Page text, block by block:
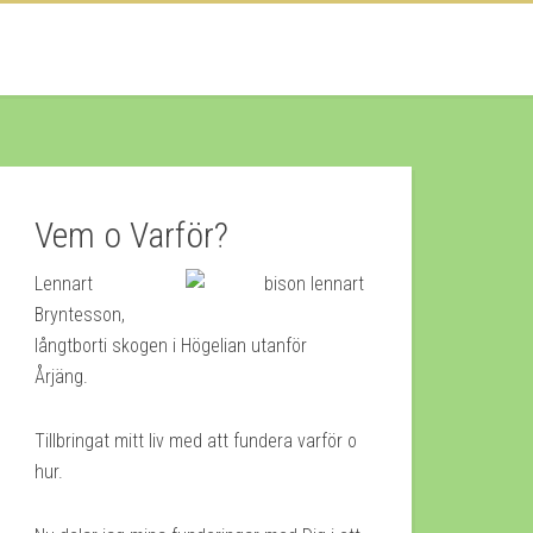
Vem o Varför?
Lennart
Bryntesson,
långtborti skogen i Högelian utanför
Årjäng.
Tillbringat mitt liv med att fundera varför o
hur.